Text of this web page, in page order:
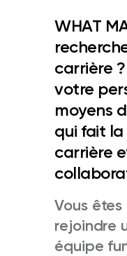
WHAT
carrière
votre
moyens
qui fait la
carrière
Vous
rejoindre
équipe